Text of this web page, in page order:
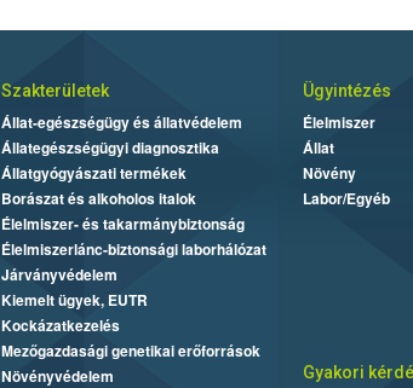
Szakterületek
Állat-egészségügy és állatvédelem
Állategészségügyi diagnosztika
Állatgyógyászati termékek
Borászat és alkoholos italok
Élelmiszer- és takarmánybiztonság
Élelmiszerlánc-biztonsági laborhálózat
Járványvédelem
Kiemelt ügyek, EUTR
Kockázatkezelés
Mezőgazdasági genetikai erőforrások
Növényvédelem
Ügyintézés
Élelmiszer
Állat
Növény
Labor/Egyéb
Gyakori